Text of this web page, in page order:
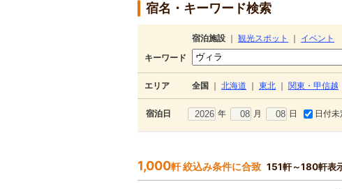
宿名・キーワード検索
宿泊施設 観光スポット
イベント
キーワード
エリア 全国 北海道 東北 関東・甲信越
宿泊日 年 月 日 日付未
1,000軒 絞込み条件に合致 151軒～180軒表